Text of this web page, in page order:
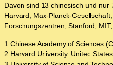
Davon sind 13 chinesisch und nur
Harvard, Max-Planck-
Forschungszentren, Stanford,
1 Chinese Academy of Sciences
2 Harvard University, United